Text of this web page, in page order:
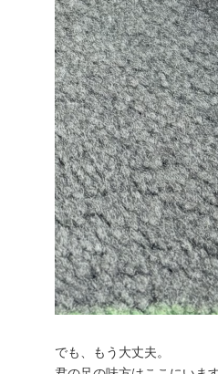
でも、もう大丈夫。